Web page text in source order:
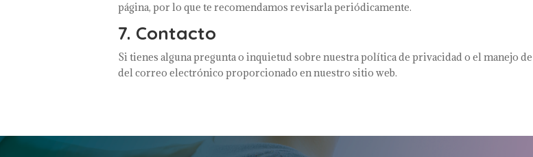
página, por lo que te recomendamos revisarla periódicamente.
7. Contacto
Si tienes alguna pregunta o inquietud sobre nuestra política de privacidad o el manejo
del correo electrónico proporcionado en nuestro sitio web.